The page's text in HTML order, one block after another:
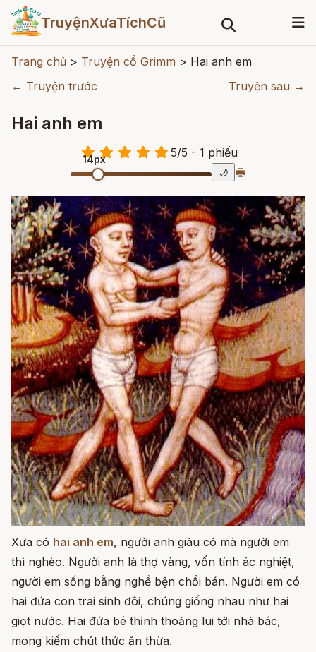
TruyệnXưaTíchCũ
Trang chủ > Truyện cổ Grimm > Hai anh em
← Truyện trước
Truyện sau →
Hai anh em
5/5 - 1 phiếu
14px
🌙 🖶
Xưa có hai anh em, người anh giàu có mà người em
thì nghèo. Người anh là thợ vàng, vốn tính ác nghiệt,
người em sống bằng nghề bện chổi bán. Người em có
hai đứa con trai sinh đôi, chúng giống nhau như hai
giọt nước. Hai đứa bé thỉnh thoảng lui tới nhà bác,
mong kiếm chút thức ăn thừa.